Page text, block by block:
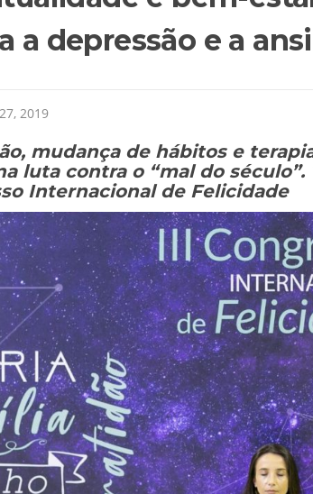
a depressão e a
2019
mudança de hábitos e
luta contra o “mal do
Internacional de Felicidade